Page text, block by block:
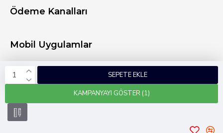
SEPETE EKLE
KAMPANYAYI GÖSTER (1)
Ödeme Kanalları
Mobil Uygulamlar
Copyright © 2024 Tüm Hakları Saklıdır